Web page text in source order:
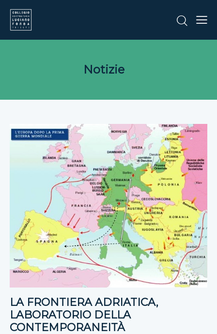
Notizie
LA FRONTIERA ADRIATICA,
LABORATORIO DELLA
CONTEMPORANEITÀ